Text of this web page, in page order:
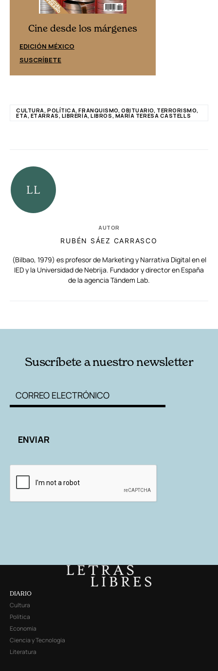
Cine desde los márgenes
EDICIÓN MÉXICO
SUSCRÍBETE
CULTURA, POLÍTICA, FRANQUISMO, OBITUARIO, TERRORISMO,
ETA, ETARRAS, LIBRERÍA, LIBROS, MARÍA TERESA CASTELLS
AUTOR
RUBÉN SÁEZ CARRASCO
(Bilbao, 1979) es profesor de Marketing y Narrativa Digital en el
IED y la Universidad de Nebrija. Fundador y director en España
de la agencia Tándem Lab.
Suscríbete a nuestro newsletter
DIARIO
Cultura
Política
Economía
Ciencia y Tecnología
Literatura